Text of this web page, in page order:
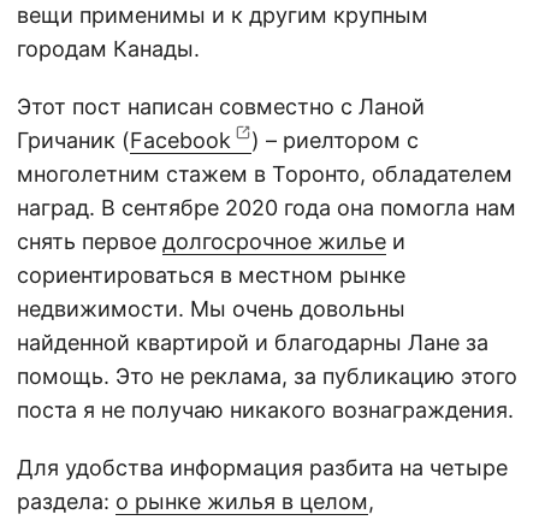
вещи применимы и к другим крупным
городам Канады.
Этот пост написан совместно с Ланой
Гричаник (Facebook
) – риелтором с
многолетним стажем в Торонто, обладателем
наград. В сентябре 2020 года она помогла нам
снять первое долгосрочное жилье и
сориентироваться в местном рынке
недвижимости. Мы очень довольны
найденной квартирой и благодарны Лане за
помощь. Это не реклама, за публикацию этого
поста я не получаю никакого вознаграждения.
Для удобства информация разбита на четыре
раздела: о рынке жилья в целом,